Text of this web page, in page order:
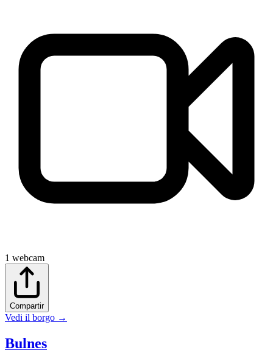
1 webcam
Compartir
Vedi il borgo →
Bulnes